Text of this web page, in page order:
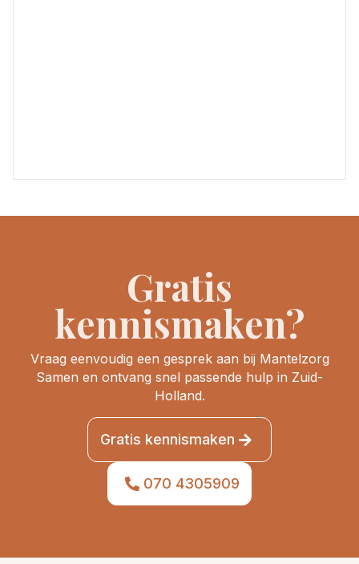
Gratis
kennismaken?
Vraag eenvoudig een gesprek aan bij Mantelzorg
Samen en ontvang snel passende hulp in Zuid-
Holland.
Gratis kennismaken
070 4305909